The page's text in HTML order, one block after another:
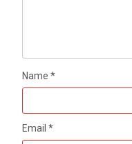
Name*
Email*